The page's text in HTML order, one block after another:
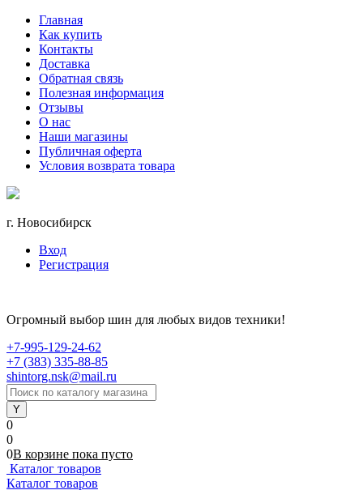
Главная
Как купить
Контакты
Доставка
Обратная связь
Полезная информация
Отзывы
О нас
Наши магазины
Публичная оферта
Условия возврата товара
г. Новосибирск
Вход
Регистрация
Огромный выбор шин для любых видов техники!
+7-995-129-24-62
+7 (383) 335-88-85
shintorg.nsk@mail.ru
0
0
0В корзине пока пусто
Каталог товаров
Каталог товаров